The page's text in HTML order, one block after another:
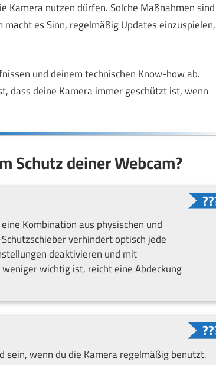
Kamera nutzen dürfen. Solche Maßnahmen sind
es Sinn, regelmäßig Updates einzuspielen,
und deinem technischen Know-how ab.
dass deine Kamera immer geschützt ist, wenn
Schutz deiner Webcam?
Kombination aus physischen und
verhindert optisch jede
deaktivieren und mit
wichtig ist, reicht eine Abdeckung
sein, wenn du die Kamera regelmäßig benutzt.